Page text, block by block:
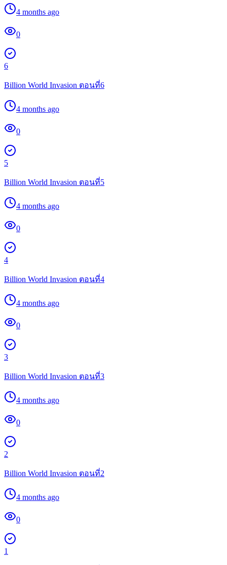
4 months ago
0
6
Billion World Invasion ตอนที่6
4 months ago
0
5
Billion World Invasion ตอนที่5
4 months ago
0
4
Billion World Invasion ตอนที่4
4 months ago
0
3
Billion World Invasion ตอนที่3
4 months ago
0
2
Billion World Invasion ตอนที่2
4 months ago
0
1